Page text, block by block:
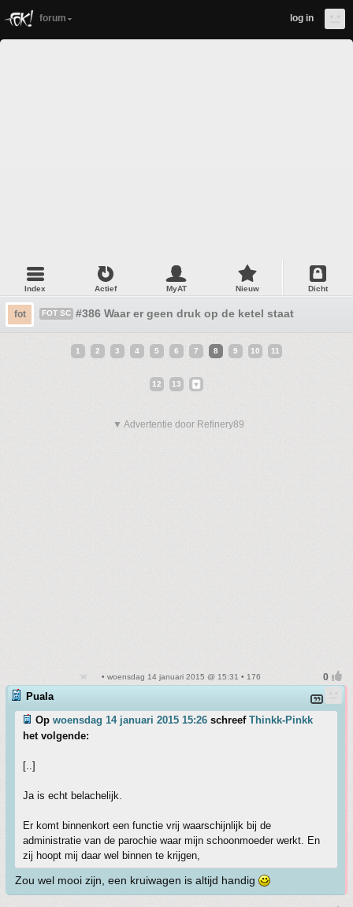
forum log in
Index Actief MyAT Nieuw Dicht
fot FOT SC #386 Waar er geen druk op de ketel staat
1 2 3 4 5 6 7 8 9 10 11
12 13
▼ Advertentie door Refinery89
• woensdag 14 januari 2015 @ 15:31 • 176
Puala
Op woensdag 14 januari 2015 15:26 schreef Thinkk-Pinkk
het volgende:
[..]
Ja is echt belachelijk.
Er komt binnenkort een functie vrij waarschijnlijk bij de
administratie van de parochie waar mijn schoonmoeder werkt. En
zij hoopt mij daar wel binnen te krijgen,
Zou wel mooi zijn, een kruiwagen is altijd handig